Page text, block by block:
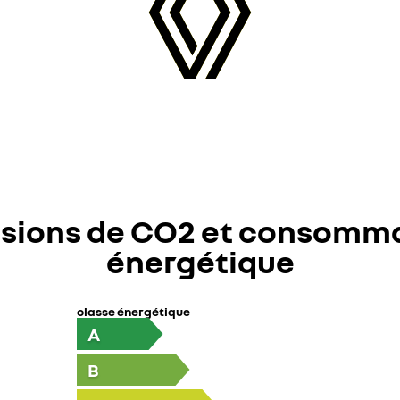
de CO2 et
énergétique
classe énergétique
A
B